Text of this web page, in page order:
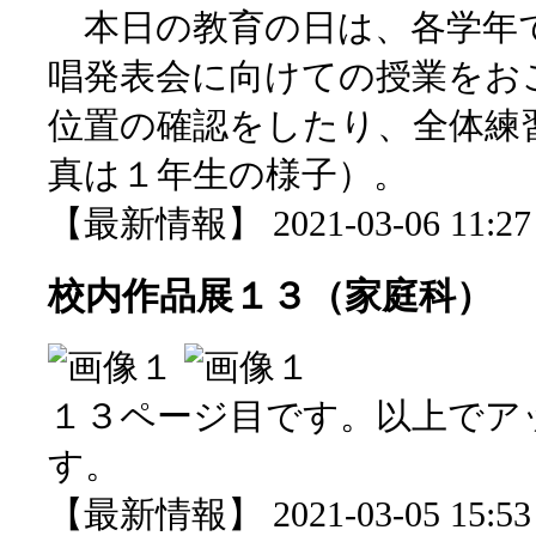
本日の教育の日は、各学年
唱発表会に向けての授業を
位置の確認をしたり、全体
真は１年生の様子）。
【最新情報】 2021-03-06
校内作品展１３（家庭科）
１３ページ目です。以上で
す。
【最新情報】 2021-03-05